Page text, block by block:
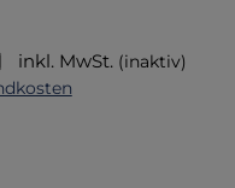
inkl. MwSt. (inaktiv)